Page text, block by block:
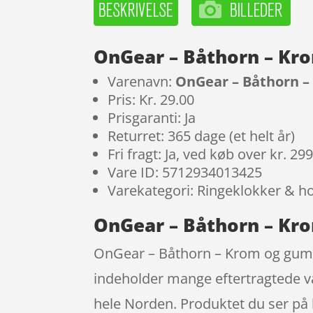
OnGear – Båthorn –
Varenavn: OnGear – Båthorn
Pris: Kr. 29.00
Prisgaranti: Ja
Returret: 365 dage (et helt år)
Fri fragt: Ja, ved køb over kr. 299
Vare ID: 5712934013425
Varekategori: Ringeklokker &
OnGear – Båthorn –
OnGear – Båthorn – Krom og
indeholder mange eftertragtede
hele Norden. Produktet du ser